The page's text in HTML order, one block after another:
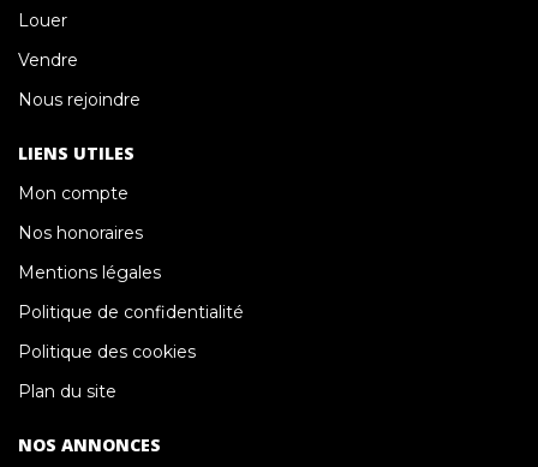
Louer
Vendre
Nous rejoindre
LIENS UTILES
Mon compte
Nos honoraires
Mentions légales
Politique de confidentialité
Politique des cookies
Plan du site
NOS ANNONCES